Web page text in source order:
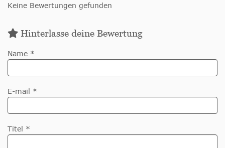
Keine Bewertungen gefunden
Hinterlasse deine Bewertung
Name *
E-mail *
Titel *